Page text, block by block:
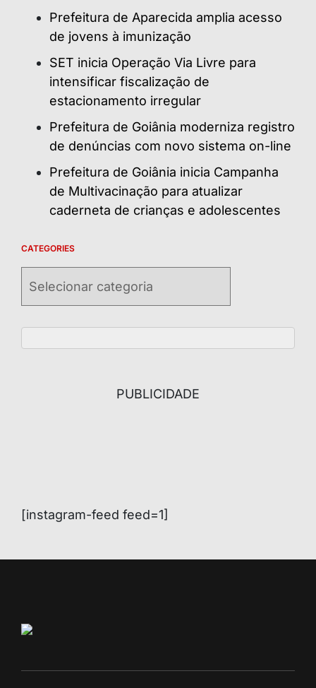
Prefeitura de Aparecida amplia acesso
de jovens à imunização
SET inicia Operação Via Livre para
intensificar fiscalização de
estacionamento irregular
Prefeitura de Goiânia moderniza registro
de denúncias com novo sistema on-line
Prefeitura de Goiânia inicia Campanha
de Multivacinação para atualizar
caderneta de crianças e adolescentes
CATEGORIES
PUBLICIDADE
[instagram-feed feed=1]